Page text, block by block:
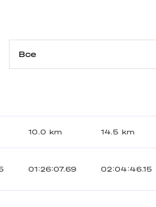
10.0 km 14.5 km
01:26:07.69 02:04:46.15